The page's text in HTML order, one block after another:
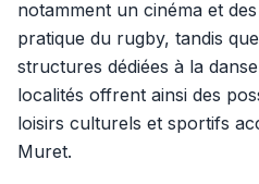
notamment un cinéma et
pratique du rugby, tandis
structures dédiées à la
localités offrent ainsi des
loisirs culturels et sportifs
Muret.